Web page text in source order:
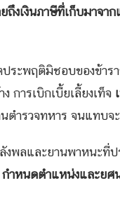
ถึงเงินภาษีที่เก็บมาจา
ระพฤติมิชอบของข้าร
การเบิกเบี้ยเลี้ยงเท็จ
ตำรวจทหาร จนแทบจะ
งพลและยานพาหนะที่
กำหนดตำแหน่งและยศ